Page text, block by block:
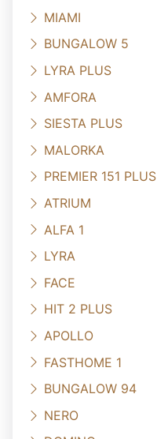
MIAMI
BUNGALOW 5
LYRA PLUS
AMFORA
SIESTA PLUS
MALORKA
PREMIER 151 PLUS
ATRIUM
ALFA 1
LYRA
FACE
HIT 2 PLUS
APOLLO
FASTHOME 1
BUNGALOW 94
NERO